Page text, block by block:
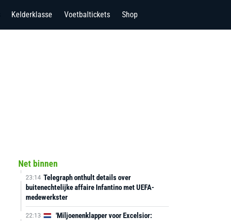
Kelderklasse Voetbaltickets Shop
Net binnen
23:14 Telegraph onthult details over
buitenechtelijke affaire Infantino met UEFA-
medewerkster
22:13 'Miljoenenklapper voor Excelsior: